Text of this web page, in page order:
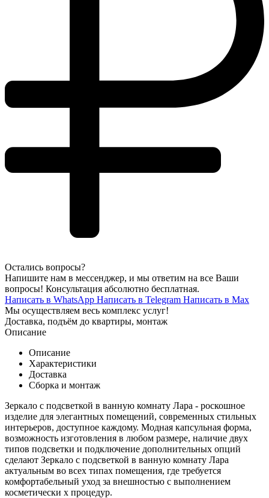
Остались вопросы?
Напишите нам в мессенджер, и мы ответим на все Ваши
вопросы! Консультация абсолютно бесплатная.
Написать в WhatsApp Написать в Telegram Написать в Max
Мы осуществляем весь комплекс услуг!
Доставка, подъём до квартиры, монтаж
Описание
Описание
Характеристики
Доставка
Сборка и монтаж
Зеркало с подсветкой в ванную комнату Лара - роскошное
изделие для элегантных помещений, современных стильных
интерьеров, доступное каждому. Модная капсульная форма,
возможность изготовления в любом размере, наличие двух
типов подсветки и подключение дополнительных опций
сделают Зеркало с подсветкой в ванную комнату Лара
актуальным во всех типах помещения, где требуется
комфортабельный уход за внешностью с выполнением
косметически х процедур.